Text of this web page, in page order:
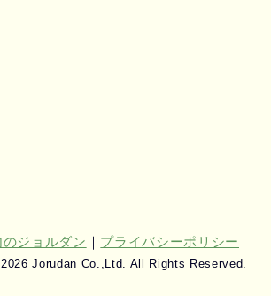
ジョルダン ｜ プライバシーポリシー
Jorudan Co.,Ltd. All Rights Reserved.